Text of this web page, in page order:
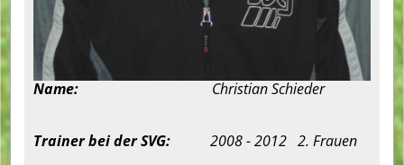
Name: Christian Schieder
Trainer bei der SVG: 2008 - 2012 2. Frauen